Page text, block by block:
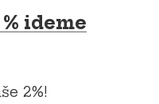
ideme
2%!